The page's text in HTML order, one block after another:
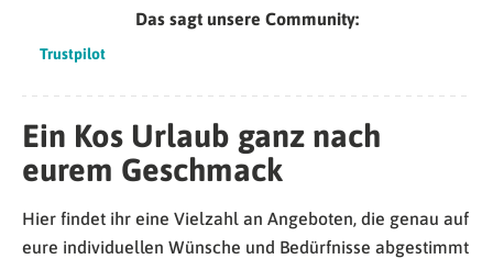
Das sagt unsere Community:
Trustpilot
Ein Kos Urlaub ganz nach
eurem Geschmack
Hier findet ihr eine Vielzahl an Angeboten, die genau auf
eure individuellen Wünsche und Bedürfnisse abgestimmt